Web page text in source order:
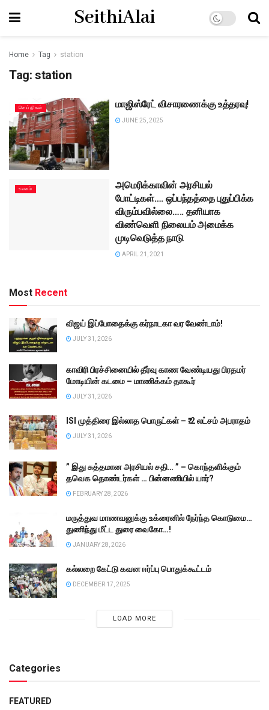
SeithiAlai
Home Tag station
Tag: station
செய்திகள் மாஜிஸ்ரேட் விசாரணைக்கு உத்தரவு!
JUNE 25, 2025
உலகம்
அமெரிக்காவின் அரசியல்
போட்டிகள்…. ஒப்பந்தத்தை புதுப்பிக்க
விரும்பவில்லை….. தனியாக
விண்வெளி நிலையம் அமைக்க
முடிவெடுத்த நாடு
APRIL 21, 2021
Most Recent
விஜய் இப்போதைக்கு கர்நாடகா வர வேண்டாம்!
JULY 31, 2026
காவிரி பிரச்சினையில் தீர்வு காண வேண்டியது பிரதமர்
மோடியின் கடமை – மாணிக்கம் தாகூர்
JULY 31, 2026
ISI முத்திரை இல்லாத பொருட்கள் – ₹.2 லட்சம் அபராதம்
JULY 31, 2026
” இது சுத்தமான அரசியல் சதி… ” – கொந்தளிக்கும்
தவெக தொண்டர்கள் … பின்னணியில் யார்?
FEBRUARY 28, 2026
மருத்துவ மாணவனுக்கு உக்ரைனில் நேர்ந்த கொடுமை…
துணிந்து மீட்ட துரை வைகோ…!
JANUARY 28, 2026
கல்லறை கேட்டு கவன ஈர்ப்பு பொதுக்கூட்டம்
DECEMBER 17, 2025
LOAD MORE
Categories
FEATURED